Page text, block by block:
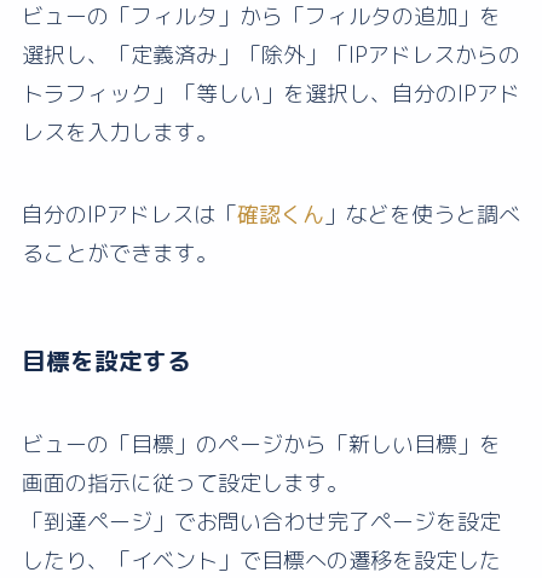
ビューの「フィルタ」から「フィルタの追加」を
選択し、「定義済み」「除外」「IPアドレスからの
トラフィック」「等しい」を選択し、自分のIPアド
レスを入力します。
自分のIPアドレスは「確認くん 」などを使うと調べ
ることができます。
目標を設定する
ビューの「目標」のページから「新しい目標」を
画面の指示に従って設定します。
「到達ページ」でお問い合わせ完了ページを設定
したり、「イベント」で目標への遷移を設定した